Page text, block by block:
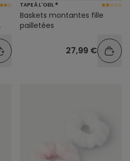
TAPE À L'OEIL ®
Baskets montantes fille
pailletées
27,99 €